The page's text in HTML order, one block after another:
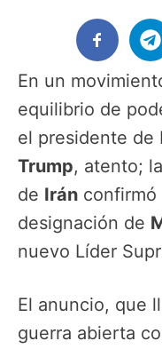
En un
equilibrio de
el presidente de
Trump, atento;
de Irán confirmó
designación de
nuevo Líder
El anuncio, que
guerra abierta